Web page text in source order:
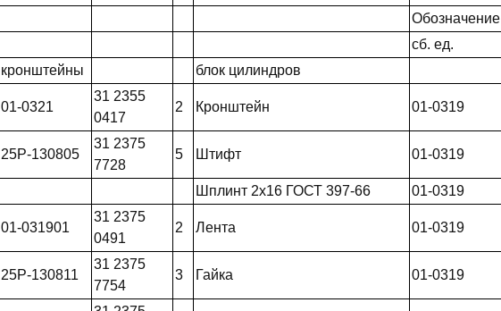
Обозначение
сб. ед.
кронштейны блок цилиндров
01-0321
31 2355
0417
2 Кронштейн 01-0319
25Р-130805
31 2375
7728
5 Штифт 01-0319
Шплинт 2x16 ГОСТ 397-66 01-0319
01-031901
31 2375
0491
2 Лента 01-0319
25Р-130811
31 2375
7754
3 Гайка 01-0319